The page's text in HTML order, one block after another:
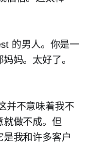
的男人。你是一
妈。太好了。
并不意味着我不
就做不成。但
我和许多客户